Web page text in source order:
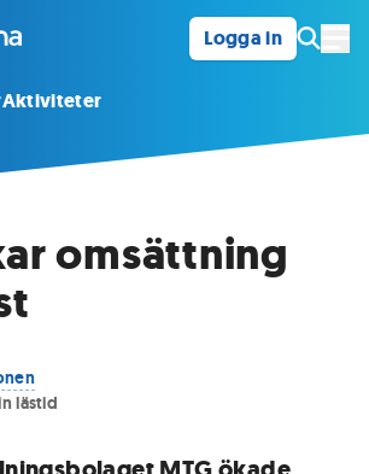
Logga in
Aktiviteter
omsättning
lästid